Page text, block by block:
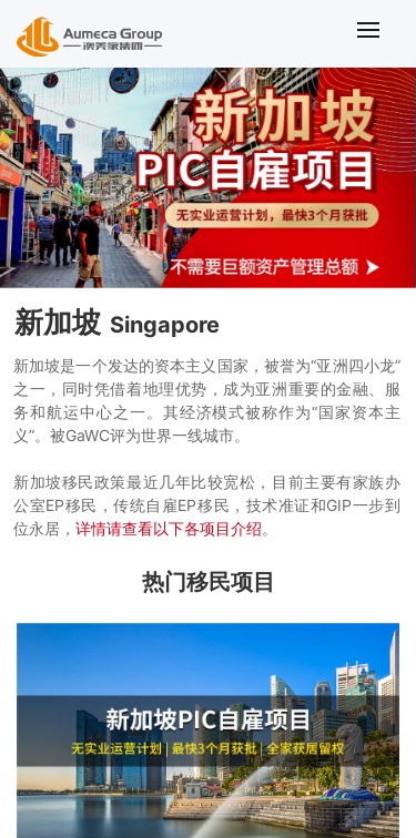
新加坡 Singapore
新加坡是一个发达的资本主义国家，被誉为“亚洲四小龙”
之一，同时凭借着地理优势，成为亚洲重要的金融、服
务和航运中心之一。其经济模式被称作为“国家资本主
义”。被GaWC评为世界一线城市。
新加坡移民政策最近几年比较宽松，目前主要有家族办
公室EP移民，传统自雇EP移民，技术准证和GIP一步到
位永居， 详情请查看以下各项目介绍。
热门移民项目